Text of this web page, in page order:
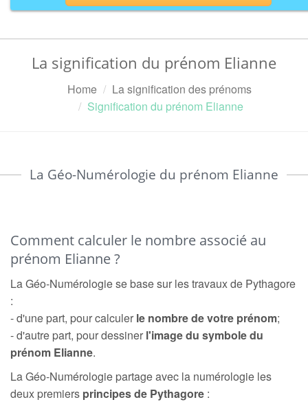
La signification du prénom Elianne
Home
La signification des prénoms
Signification du prénom Elianne
La Géo-Numérologie du prénom Elianne
Comment calculer le nombre associé au
prénom Elianne ?
La Géo-Numérologie se base sur les travaux de Pythagore
:
- d'une part, pour calculer le nombre de votre prénom;
- d'autre part, pour dessiner l'image du symbole du
prénom Elianne.
La Géo-Numérologie partage avec la numérologie les
deux premiers principes de Pythagore :